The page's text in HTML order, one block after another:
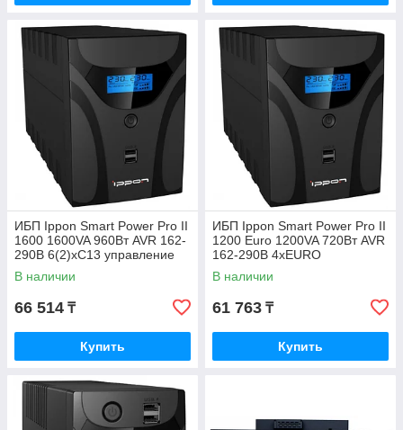
ИБП Ippon Smart Power Pro II
1600 1600VA 960Вт AVR 162-
290В 6(2)хС13 управление
по USB/RS-232 RJ-45 LCD
В наличии
66 514 ₸
Купить
ИБП Ippon Smart Power Pro II
1200 Euro 1200VA 720Вт AVR
162-290В 4хEURO
управление по USB RJ-45
LCD
В наличии
61 763 ₸
Купить